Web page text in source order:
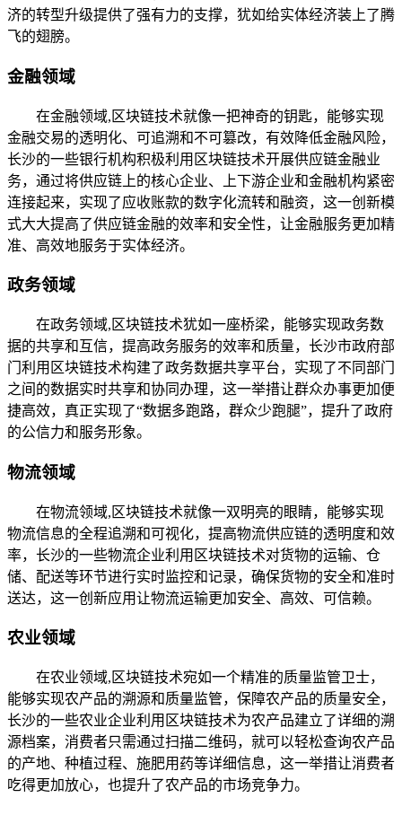
济的转型升级提供了强有力的支撑，犹如给实体经济装上了腾
飞的翅膀。
金融领域
在金融领域,区块链技术就像一把神奇的钥匙，能够实现
金融交易的透明化、可追溯和不可篡改，有效降低金融风险，
长沙的一些银行机构积极利用区块链技术开展供应链金融业
务，通过将供应链上的核心企业、上下游企业和金融机构紧密
连接起来，实现了应收账款的数字化流转和融资，这一创新模
式大大提高了供应链金融的效率和安全性，让金融服务更加精
准、高效地服务于实体经济。
政务领域
在政务领域,区块链技术犹如一座桥梁，能够实现政务数
据的共享和互信，提高政务服务的效率和质量，长沙市政府部
门利用区块链技术构建了政务数据共享平台，实现了不同部门
之间的数据实时共享和协同办理，这一举措让群众办事更加便
捷高效，真正实现了“数据多跑路，群众少跑腿”，提升了政府
的公信力和服务形象。
物流领域
在物流领域,区块链技术就像一双明亮的眼睛，能够实现
物流信息的全程追溯和可视化，提高物流供应链的透明度和效
率，长沙的一些物流企业利用区块链技术对货物的运输、仓
储、配送等环节进行实时监控和记录，确保货物的安全和准时
送达，这一创新应用让物流运输更加安全、高效、可信赖。
农业领域
在农业领域,区块链技术宛如一个精准的质量监管卫士，
能够实现农产品的溯源和质量监管，保障农产品的质量安全，
长沙的一些农业企业利用区块链技术为农产品建立了详细的溯
源档案，消费者只需通过扫描二维码，就可以轻松查询农产品
的产地、种植过程、施肥用药等详细信息，这一举措让消费者
吃得更加放心，也提升了农产品的市场竞争力。